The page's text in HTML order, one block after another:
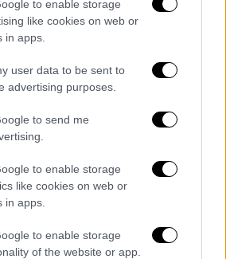
to enable storage
like cookies on web or
in apps.
user data to be sent to
advertising purposes.
to send me
to enable storage
like cookies on web or
in apps.
to enable storage
of the website or app.
υπηρετήσει στην ίδια